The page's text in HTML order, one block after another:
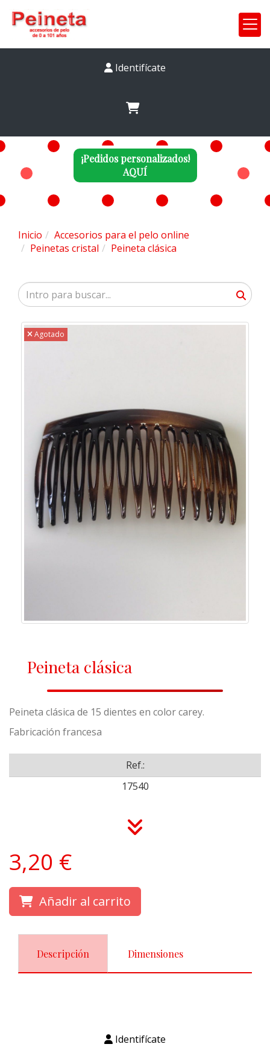
Identifícate
¡Pedidos personalizados!
AQUÍ
Inicio
Accesorios para el pelo online
Peinetas cristal
Peineta clásica
Agotado
Peineta clásica
Peineta clásica de 15 dientes en color carey.
Fabricación francesa
Ref.:
17540
3,20 €
Añadir al carrito
Descripción Dimensiones
Identifícate